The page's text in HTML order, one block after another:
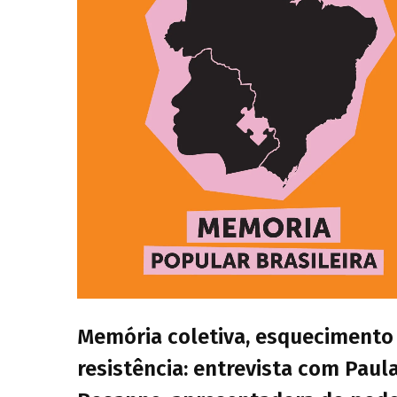
Memória coletiva, esquecimento
resistência: entrevista com